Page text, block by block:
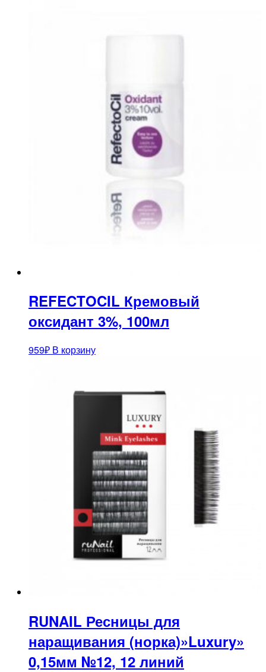
REFECTOCIL Кремовый
оксидант 3%, 100мл
959₽ В корзину
RUNAIL Ресницы для
наращивания (норка)»Luxury»
0,15мм №12, 12 линий